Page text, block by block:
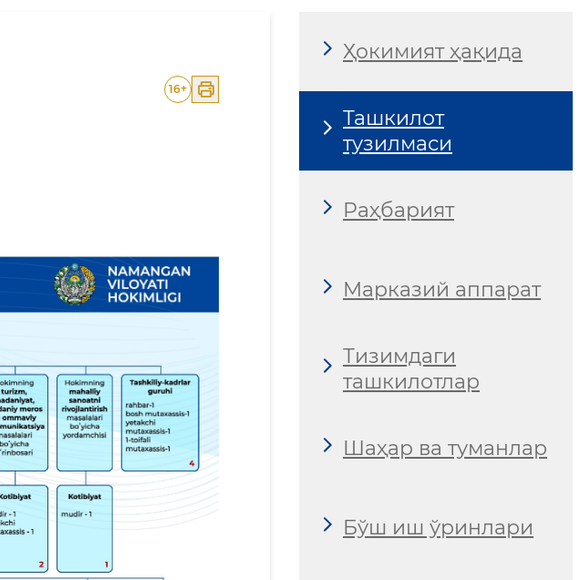
16+
Ҳокимият ҳақида
Ташкилот
тузилмаси
Раҳбарият
Марказий аппарат
Тизимдаги
ташкилотлар
Шаҳар ва туманлар
Бўш иш ўринлари